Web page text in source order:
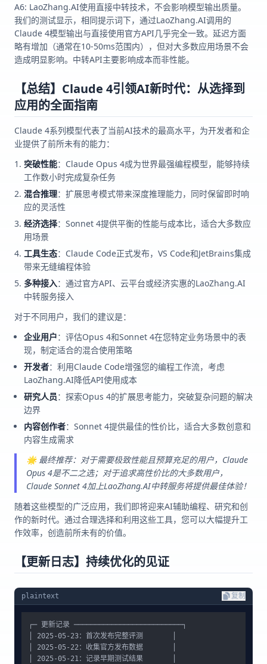
A6: LaoZhang.AI使用直接中转技术，不会影响模型输出质量。
我们的测试显示，相同提示词下，通过LaoZhang.AI调用的
Claude 4模型输出与直接使用官方API几乎完全一致。延迟方面
略有增加（通常在10-50ms范围内），但对大多数应用场景不会
造成明显影响。中转API主要影响成本而非性能。
【总结】Claude 4引领AI新时代：从选择到
应用的全面指南
Claude 4系列模型代表了当前AI技术的最高水平，为开发者和企
业提供了前所未有的能力：
突破性能：Claude Opus 4成为世界最强编程模型，能够持续
工作数小时完成复杂任务
混合推理：扩展思考模式带来深度推理能力，同时保留即时响
应的灵活性
经济选择：Sonnet 4提供平衡的性能与成本比，适合大多数应
用场景
工具生态：Claude Code正式发布，VS Code和JetBrains集成
带来无缝编程体验
多种接入：通过官方API、云平台或经济实惠的LaoZhang.AI
中转服务接入
对于不同用户，我们的建议是：
企业用户：评估Opus 4和Sonnet 4在您特定业务场景中的表
现，制定适合的混合使用策略
开发者：利用Claude Code增强您的编程工作流，考虑
LaoZhang.AI降低API使用成本
研究人员：探索Opus 4的扩展思考能力，突破复杂问题的解决
边界
内容创作者：Sonnet 4提供最佳的性价比，适合大多数创意和
内容生成需求
🌟 最终推荐：对于需要极致性能且预算充足的用户，Claude
Opus 4是不二之选；对于追求高性价比的大多数用户，
Claude Sonnet 4加上LaoZhang.AI中转服务将提供最佳体验！
随着这些模型的广泛应用，我们即将迎来AI辅助编程、研究和创
作的新时代。通过合理选择和利用这些工具，您可以大幅提升工
作效率，创造前所未有的价值。
【更新日志】持续优化的见证
plaintext 复制
┌─ 更新记录 ──────────────────────────┐
│ 2025-05-23：首次发布完整评测       │
│ 2025-05-22：收集官方发布数据       │
│ 2025-05-21：记录早期测试结果       │